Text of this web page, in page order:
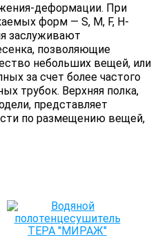
деформации. При
форм — S, M, F, H-
заслуживают
позволяющие
небольших вещей, или
за счет более частого
трубок. Верхняя полка,
представляет
по размещению вещей,